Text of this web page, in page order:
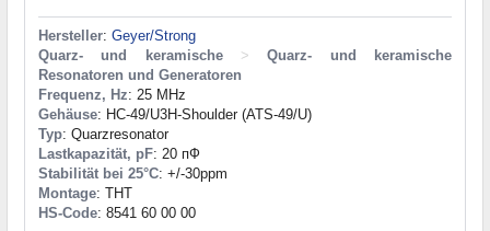
Hersteller: Geyer/Strong
Quarz- und keramische
>
Quarz- und keramische
Resonatoren und Generatoren
Frequenz, Hz: 25 MHz
Gehäuse: HC-49/U3H-Shoulder (ATS-49/U)
Typ: Quarzresonator
Lastkapazität, pF: 20 пФ
Stabilität bei 25°C: +/-30ppm
Montage: THT
HS-Code: 8541 60 00 00